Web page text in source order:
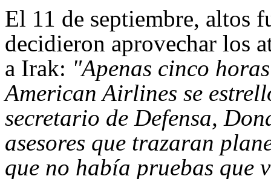
El 11 de septiembre, altos
decidieron aprovechar los
a Irak: "Apenas cinco
American Airlines se
secretario de Defensa,
asesores que trazaran
que no había pruebas que